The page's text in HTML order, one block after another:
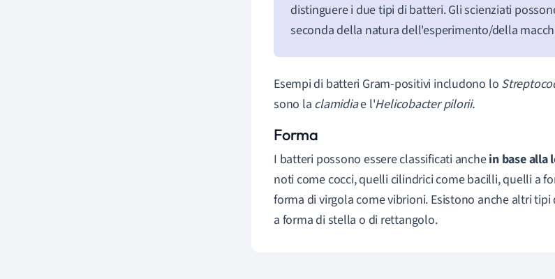
distinguere i due tipi di batteri. Gli scienziati
seconda della natura dell'esperimento/della
Esempi di batteri Gram-positivi includono lo
sono la clamidiae l'Helicobacter pilorii.
Forma
I batteri possono essere classificati anchein base alla
noti come cocci, quelli cilindrici come bacilli, quelli a
forma di virgola come vibrioni. Esistono anche altri
a forma di stella o di rettangolo.